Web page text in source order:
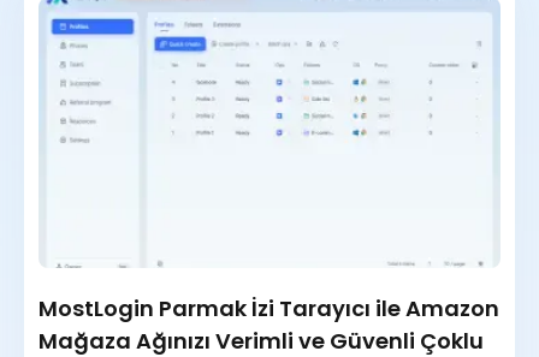
MostLogin Parmak İzi Tarayıcı ile Amazon
Mağaza Ağınızı Verimli ve Güvenli Çoklu